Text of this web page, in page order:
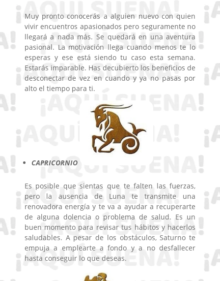
Muy pronto conocerás a alguien nuevo con quien
vivir encuentros apasionados pero seguramente no
llegará a nada más. Se quedará en una aventura
pasional. La motivación llega cuando menos te lo
esperas y ese está siendo tu caso esta semana.
Estarás imparable. Has decubierto los beneficios de
desconectar de vez en cuando y ya no pasas por
alto el tiempo para ti.
CAPRICORNIO
Es posible que sientas que te falten las fuerzas,
pero la ausencia de Luna te transmite una
renovadora energía y te va a ayudar a recuperarte
de alguna dolencia o problema de salud. Es un
buen momento para revisar tus hábitos y hacerlos
saludables. A pesar de los obstáculos, Saturno te
empuja a emplearte a fondo y a no desfallecer
hasta conseguir lo que deseas.